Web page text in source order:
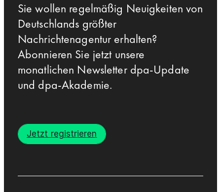
Sie wollen regelmäßig Neuigkeiten von
Deutschlands größter
Nachrichtenagentur erhalten?
Abonnieren Sie jetzt unsere
monatlichen Newsletter dpa-Update
und dpa-Akademie.
Jetzt registrieren